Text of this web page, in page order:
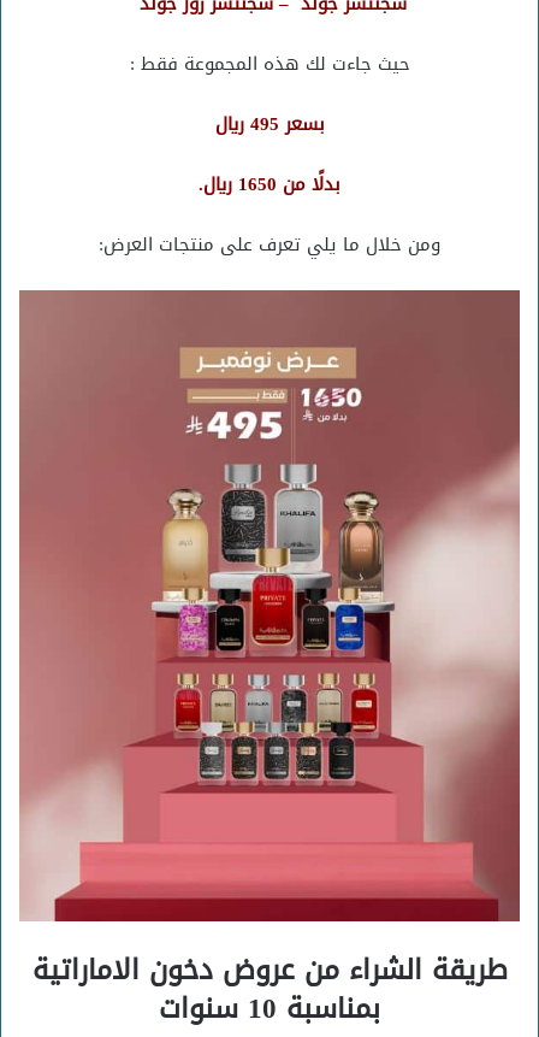
حيث جاءت لك هذه المجموعة فقط :
بسعر 495 ريال
بدلًا من 1650 ريال.
ومن خلال ما يلي تعرف على منتجات العرض:
طريقة الشراء من عروض دخون الاماراتية
بمناسبة 10 سنوات